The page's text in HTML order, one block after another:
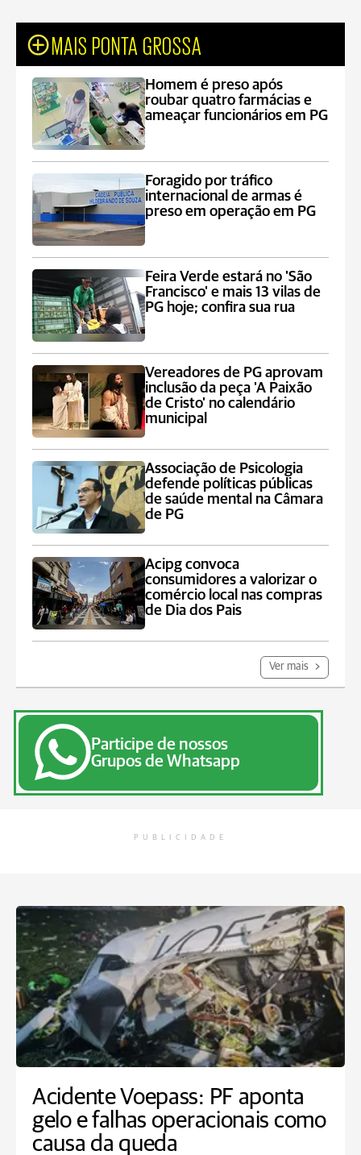
MAIS PONTA GROSSA
Homem é preso após
roubar quatro farmácias e
ameaçar funcionários em PG
Foragido por tráfico
internacional de armas é
preso em operação em PG
Feira Verde estará no 'São
Francisco' e mais 13 vilas de
PG hoje; confira sua rua
Vereadores de PG aprovam
inclusão da peça 'A Paixão
de Cristo' no calendário
municipal
Associação de Psicologia
defende políticas públicas
de saúde mental na Câmara
de PG
Acipg convoca
consumidores a valorizar o
comércio local nas compras
de Dia dos Pais
Ver mais
Participe de nossos
Grupos de Whatsapp
PUBLICIDADE
Acidente Voepass: PF aponta
gelo e falhas operacionais como
causa da queda